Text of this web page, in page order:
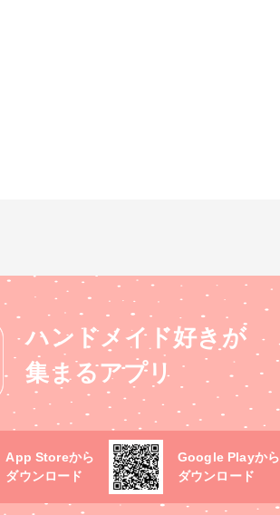
ハンドメイド好きが
集まるアプリ
App Storeから
ダウンロード
Google Playから
ダウンロード